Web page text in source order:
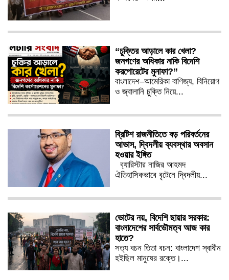
“চুক্তির আড়ালে কার খেলা?
জনগণের অধিকার নাকি বিদেশি
করপোরেটের মুনাফা?”
বাংলাদেশ–আমেরিকা বাণিজ্য, বিনিয়োগ
ও জ্বালানি চুক্তি নিয়ে...
ব্রিটিশ রাজনীতিতে বড় পরিবর্তনের
আভাস, দ্বিদলীয় ব্যবস্থার অবসান
হওয়ার ইঙ্গিত
ব‍্যারিস্টার নাজির আহমদ
ঐতিহাসিকভাবে বৃটেনে দ্বিদলীয়...
ভোটের নয়, বিদেশি ছায়ার সরকার:
বাংলাদেশের সার্বভৌমত্ব আজ কার
হাতে?
সত্য বচন তিতা বচন: বাংলাদেশ স্বাধীন
হইছিল মানুষের রক্তে।...